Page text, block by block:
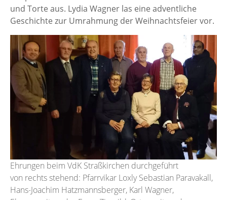
und Torte aus. Lydia Wagner las eine adventliche
Geschichte zur Umrahmung der Weihnachtsfeier vor.
Ehrungen beim VdK Straßkirchen durchgeführt
von rechts stehend: Pfarrvikar Loxly Sebastian Paravakall,
Hans-Joachim Hatzmannsberger, Karl Wagner,